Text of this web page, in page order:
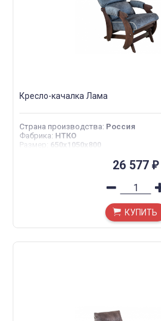
Кресло-качалка Лама
Страна производства: Россия
Фабрика: НТКО
Размер : 650x1050x800
26 577 ₽
КУПИТЬ